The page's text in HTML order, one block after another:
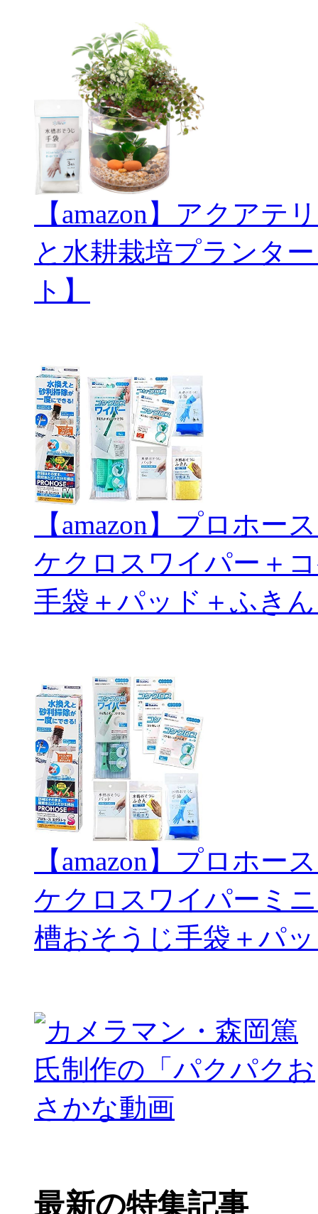
【amazon】アクアテ
と水耕栽培プランタ
ト】
【amazon】プロホ
ケクロスワイパー＋
手袋＋パッド＋ふき
【amazon】プロホー
ケクロスワイパーミ
槽おそうじ手袋＋パ
最新の特集記事